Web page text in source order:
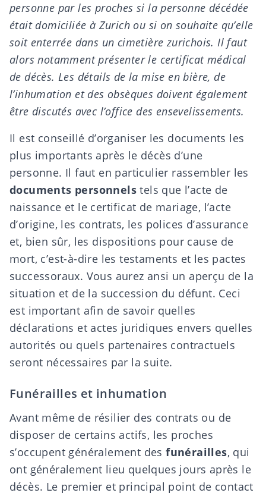
personne par les proches si la personne décédée
était domiciliée à Zurich ou si on souhaite qu’elle
soit enterrée dans un cimetière zurichois. Il faut
alors notamment présenter le certificat médical
de décès. Les détails de la mise en bière, de
l’inhumation et des obsèques doivent également
être discutés avec l’office des ensevelissements.
Il est conseillé d’organiser les documents les
plus importants après le décès d’une
personne. Il faut en particulier rassembler les
documents personnels tels que l’acte de
naissance et le certificat de mariage, l’acte
d’origine, les contrats, les polices d’assurance
et, bien sûr, les dispositions pour cause de
mort, c’est-à-dire lestestaments et les pactes
successoraux. Vous aurez ansi un aperçu de la
situation et de la succession du défunt. Ceci
est important afin de savoir quelles
déclarations et actes juridiques envers quelles
autorités ou quels partenaires contractuels
seront nécessaires par la suite.
Funérailles et inhumation
Avant même de résilier des contrats ou de
disposer de certains actifs, les proches
s’occupent généralement desfunérailles, qui
ont généralement lieu quelques jours après le
décès. Le premier et principal point de contact